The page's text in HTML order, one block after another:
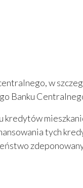
w
Banku
kredytów
tych